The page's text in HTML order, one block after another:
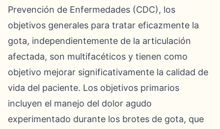
Prevención de Enfermedades (CDC), los
objetivos generales para tratar eficazmente la
gota, independientemente de la articulación
afectada, son multifacéticos y tienen como
objetivo mejorar significativamente la calidad de
vida del paciente. Los objetivos primarios
incluyen el manejo del dolor agudo
experimentado durante los brotes de gota, que